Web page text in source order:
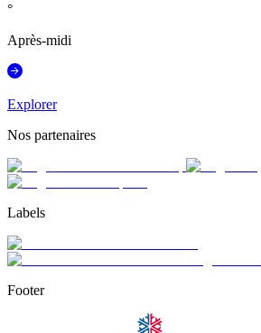
°
Après-midi
Explorer
Nos partenaires
Labels
Footer